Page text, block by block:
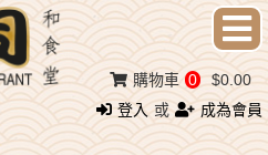
登入 或
成為會員
購物車 0 $0.00